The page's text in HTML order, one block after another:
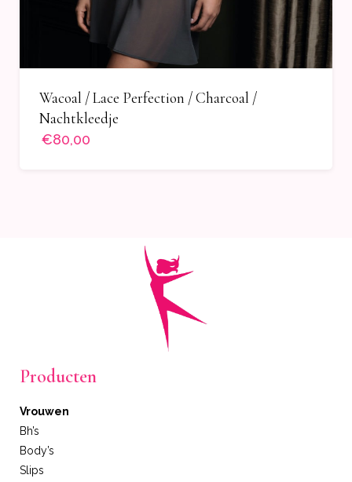
Wacoal / Lace Perfection / Charcoal /
Nachtkleedje
€80,00
Producten
Vrouwen
Bh’s
Body’s
Slips